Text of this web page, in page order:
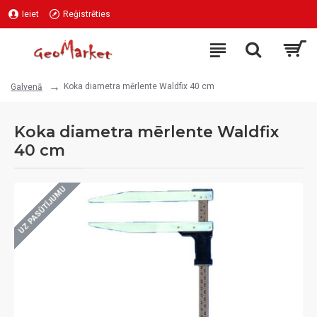
Ieiet Reģistrēties
Galvenā Koka diametra mērlente Waldfix 40 cm
Koka diametra mērlente Waldfix
40 cm
UZ PASŪTĪJUMU